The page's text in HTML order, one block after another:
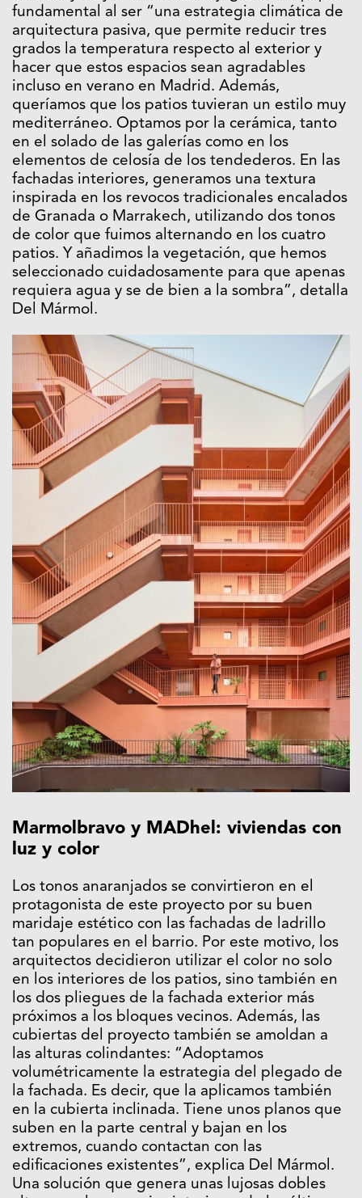
fundamental al ser “una estrategia climática de
arquitectura pasiva, que permite reducir tres
grados la temperatura respecto al exterior y
hacer que estos espacios sean agradables
incluso en verano en Madrid. Además,
queríamos que los patios tuvieran un estilo muy
mediterráneo. Optamos por la cerámica, tanto
en el solado de las galerías como en los
elementos de celosía de los tendederos. En las
fachadas interiores, generamos una textura
inspirada en los revocos tradicionales encalados
de Granada o Marrakech, utilizando dos tonos
de color que fuimos alternando en los cuatro
patios. Y añadimos la vegetación, que hemos
seleccionado cuidadosamente para que apenas
requiera agua y se de bien a la sombra”, detalla
Del Mármol.
Marmolbravo y MADhel: viviendas con
luz y color
Los tonos anaranjados se convirtieron en el
protagonista de este proyecto por su buen
maridaje estético con las fachadas de ladrillo
tan populares en el barrio. Por este motivo, los
arquitectos decidieron utilizar el color no solo
en los interiores de los patios, sino también en
los dos pliegues de la fachada exterior más
próximos a los bloques vecinos. Además, las
cubiertas del proyecto también se amoldan a
las alturas colindantes: “Adoptamos
volumétricamente la estrategia del plegado de
la fachada. Es decir, que la aplicamos también
en la cubierta inclinada. Tiene unos planos que
suben en la parte central y bajan en los
extremos, cuando contactan con las
edificaciones existentes”, explica Del Mármol.
Una solución que genera unas lujosas dobles